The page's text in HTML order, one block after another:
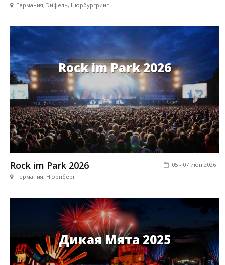
Германия, Эйфель, Нюрбургринг
Rock im Park 2026
Rock im Park 2026
Германия, Нюрнберг
05 - 07 июн 2026
Дикая Мята 2025